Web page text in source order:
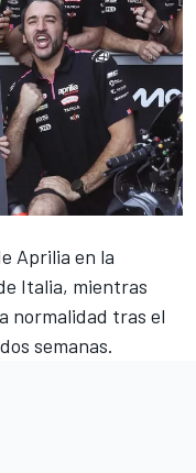
Aprilia en la
Italia, mientras
normalidad tras el
semanas.